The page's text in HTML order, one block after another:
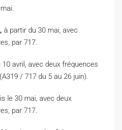
à partir du 30 mai, avec
par 717.
10 avril, avec deux fréquences
/ 717 du 5 au 26 juin).
le 30 mai, avec deux
par 717.